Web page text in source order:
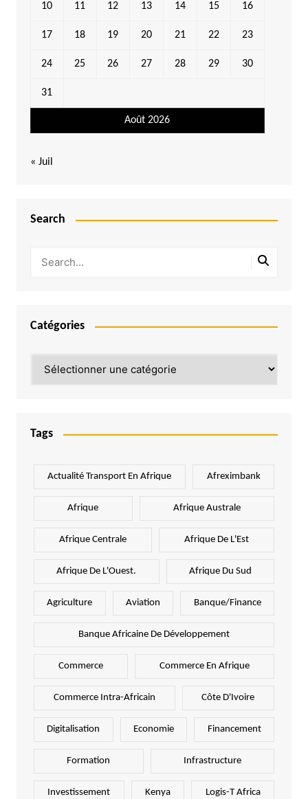
Août 2026
10 11 12 13 14 15 16
17 18 19 20 21 22 23
24 25 26 27 28 29 30
31
« Juil
Search
Catégories
Tags
Actualité Transport En Afrique Afreximbank
Afrique Afrique Australe
Afrique Centrale Afrique De L'Est
Afrique De L'Ouest. Afrique Du Sud
Agriculture Aviation Banque/Finance
Banque Africaine De Développement
Commerce Commerce En Afrique
Commerce Intra-Africain Côte D'Ivoire
Digitalisation Economie Financement
Formation Infrastructure
Investissement Kenya Logis-T Africa